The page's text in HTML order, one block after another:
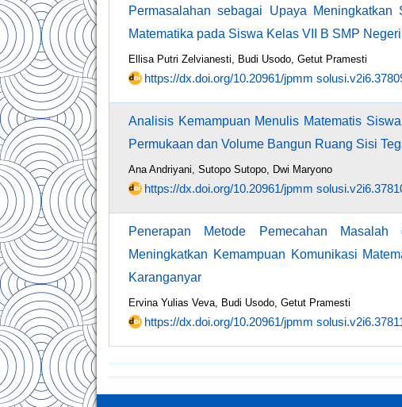
Permasalahan sebagai Upaya
Matematika pada Siswa Kelas VII B SMP
Ellisa Putri Zelvianesti, Budi Usodo, Getut Pramesti
https://dx.doi.org/10.20961/jpmm
Analisis Kemampuan Menulis Matematis
Permukaan dan Volume Bangun Ruang Sisi
Ana Andriyani, Sutopo Sutopo, Dwi Maryono
https://dx.doi.org/10.20961/jpmm
Penerapan Metode Pemecahan
Meningkatkan Kemampuan Komunikasi
Karanganyar
Ervina Yulias Veva, Budi Usodo, Getut Pramesti
https://dx.doi.org/10.20961/jpmm